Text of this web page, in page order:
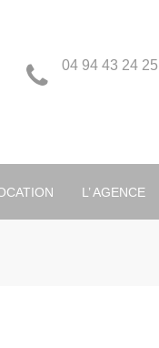
04 94 43 24 25
L’ AGENCE